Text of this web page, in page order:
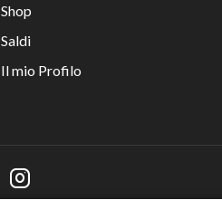
Shop
Saldi
Il mio Profilo